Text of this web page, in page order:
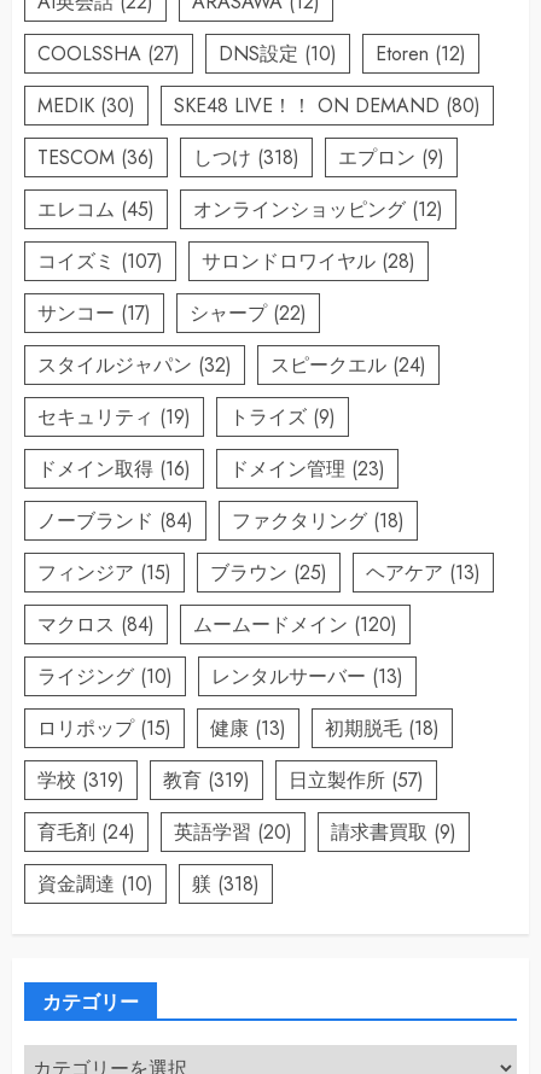
COOLSSHA (27) DNS設定 (10) Etoren (12)
MEDIK (30) SKE48 LIVE！！ ON DEMAND (80)
TESCOM (36) しつけ (318) エプロン (9)
エレコム (45) オンラインショッピング (12)
コイズミ (107) サロンドロワイヤル (28)
サンコー (17) シャープ(22)
スタイルジャパン (32) スピークエル (24)
セキュリティ (19) トライズ (9)
ドメイン取得 (16) ドメイン管理 (23)
ノーブランド (84) ファクタリング (18)
フィンジア (15) ブラウン (25) ヘアケア (13)
マクロス (84) ムームードメイン (120)
ライジング (10) レンタルサーバー (13)
ロリポップ(15) 健康 (13) 初期脱毛 (18)
学校 (319) 教育 (319) 日立製作所 (57)
育毛剤 (24) 英語学習 (20) 請求書買取 (9)
資金調達 (10) 躾 (318)
カテゴリー
カ